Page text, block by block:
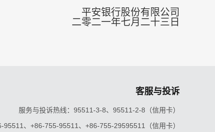
平安银行股份有限公司
二零二一年七月二十三日
客服与投诉
服务与投诉热线：95511-3-8、95511-2-8（信用卡）
95511、+86-755-95511、+86-755-29595511（信用卡）